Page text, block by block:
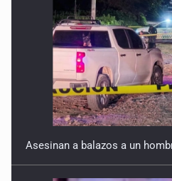
Asesinan a balazos a un